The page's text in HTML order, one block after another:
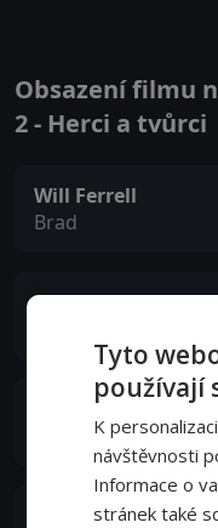
Obsazení filmu
2 - Herci a tvůrci
Will Ferrell
Brad
Mark Wahlberg
Mel Gibson
John Lithgow
Tyto
používají
K
návštěvnosti
Informace o
stránek také